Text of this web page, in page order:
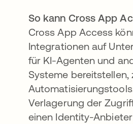
So kann Cross App
Cross App Access
Integrationen auf
für KI-Agenten und
Systeme bereitstellen,
Verlagerung der
einen Identity-